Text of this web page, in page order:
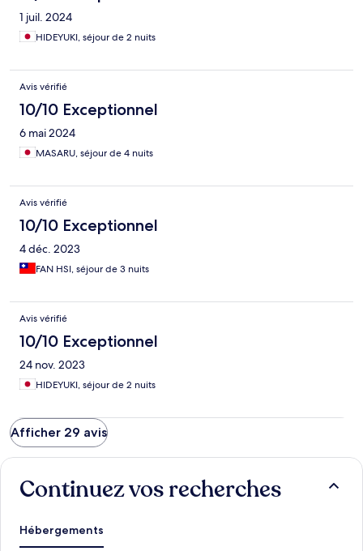
1 juil. 2024
HIDEYUKI, séjour de 2 nuits
Avis vérifié
10/10 Exceptionnel
6 mai 2024
MASARU, séjour de 4 nuits
Avis vérifié
10/10 Exceptionnel
4 déc. 2023
FAN HSI, séjour de 3 nuits
Avis vérifié
10/10 Exceptionnel
24 nov. 2023
HIDEYUKI, séjour de 2 nuits
Afficher 29 avis
Continuez vos recherches
Hébergements